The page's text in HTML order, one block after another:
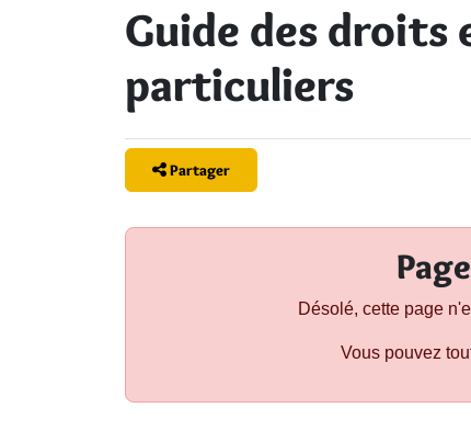
Guide des droits
particuliers
Partager
Désolé, cette page
Vous pouvez